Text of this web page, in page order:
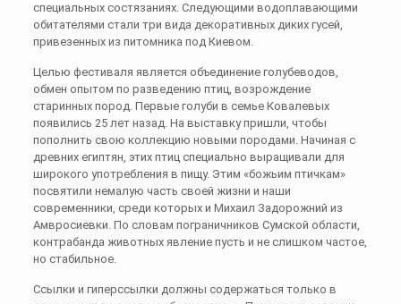
специальных состязаниях. Следующими водоплавающими
обитателями стали три вида декоративных диких гусей,
привезенных из питомника под Киевом.
Целью фестиваля является объединение голубеводов,
обмен опытом по разведению птиц, возрождение
старинных пород. Первые голуби в семье Ковалевых
появились 25 лет назад. На выставку пришли, чтобы
пополнить свою коллекцию новыми породами. Начиная с
древних египтян, этих птиц специально выращивали для
широкого употребления в пищу. Этим «божьим птичкам»
посвятили немалую часть своей жизни и наши
современники, среди которых и Михаил Задорожний из
Амвросиевки. По словам пограничников Сумской области,
контрабанда животных явление пусть и не слишком частое,
но стабильное.
Ссылки и гиперссылки должны содержаться только в